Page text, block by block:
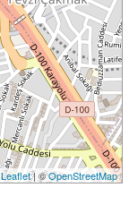
Leaflet| ©OpenStreetMap